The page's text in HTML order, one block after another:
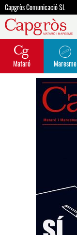
Capgròs Comunicació SL
Mataró Maresme